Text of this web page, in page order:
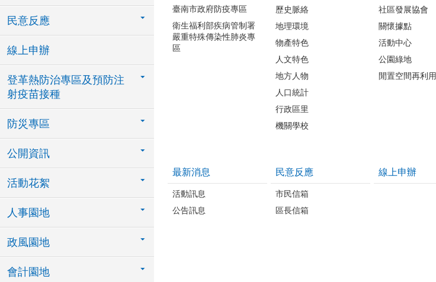
民意反應
線上申辦
登革熱防治專區及預防注
射疫苗接種
防災專區
公開資訊
活動花絮
人事園地
政風園地
會計園地
臺南市政府防疫專區
衛生福利部疾病管制署
嚴重特殊傳染性肺炎專
區
歷史脈絡
地理環境
物產特色
人文特色
地方人物
人口統計
行政區里
機關學校
社區發展協會
關懷據點
活動中心
公園綠地
閒置空間再利用
最新消息
活動訊息
公告訊息
民意反應
市民信箱
區長信箱
線上申辦